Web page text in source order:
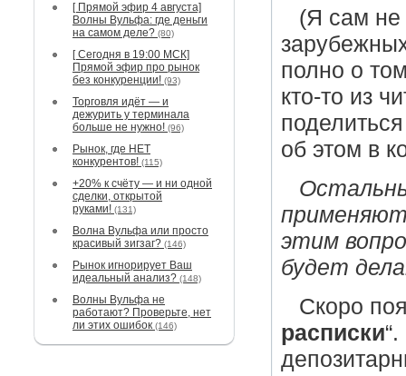
[ Прямой эфир 4 августа]
Волны Вульфа: где деньги
на самом деле? (80)
[ Сегодня в 19:00 МСК]
Прямой эфир про рынок
без конкуренции! (93)
Торговля идёт — и
дежурить у терминала
больше не нужно! (96)
Рынок, где НЕТ
конкурентов! (115)
+20% к счёту — и ни одной
сделки, открытой
руками! (131)
Волна Вульфа или просто
красивый зигзаг? (146)
Рынок игнорирует Ваш
идеальный анализ? (148)
Волны Вульфа не
работают? Проверьте, нет
ли этих ошибок (146)
(Я сам не
полно о
кто-то из
об этом в
этим
будет
Скоро
расписки